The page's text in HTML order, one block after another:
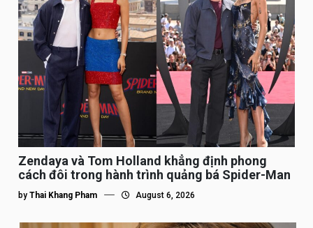
Zendaya và Tom Holland khẳng định phong
cách đôi trong hành trình quảng bá Spider-Man
by Thai Khang Pham August 6, 2026